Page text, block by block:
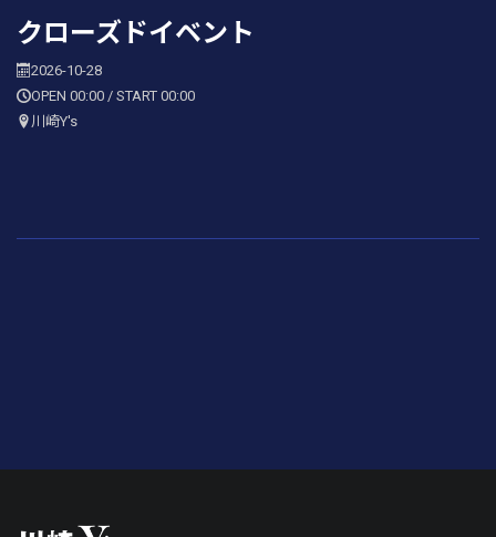
クローズドイベント
2026-10-28
OPEN 00:00 / START 00:00
川崎Y's